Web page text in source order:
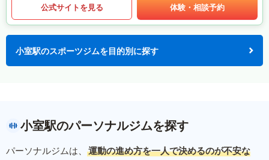
公式サイトを見る 体験・相談予約
小室駅のスポーツジムを目的別に探す
小室駅のパーソナルジムを探す
パーソナルジムは、
運動の進め方を一人で決めるのが不安な